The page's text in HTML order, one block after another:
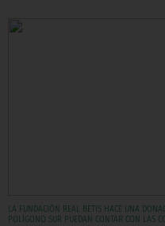
LA FUNDACIÓN REAL BETIS HACE UNA
POLÍGONO SUR PUEDAN CONTAR CON LAS